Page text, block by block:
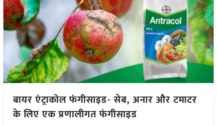
बायर एंट्राकोल फंगीसाइड- सेब, अनार और टमाटर
के लिए एक प्रणालीगत फंगीसाइड